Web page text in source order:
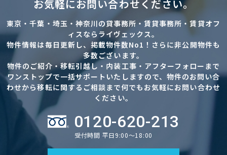
お気軽にお問い合わせください。
東京・千葉・埼玉・神奈川の貸事務所・賃貸事務所・賃貸オフ
ィスならライヴェックス。
物件情報は毎日更新し、掲載物件数No1！さらに非公開物件も
多数ございます。
物件のご紹介・移転引越し・内装工事・アフターフォローまで
ワンストップで一括サポートいたしますので、物件のお問い合
わせから移転に関するご相談まで何でもお気軽にお問い合わせ
ください。
0120-620-213
受付時間 平日9:00～18:00